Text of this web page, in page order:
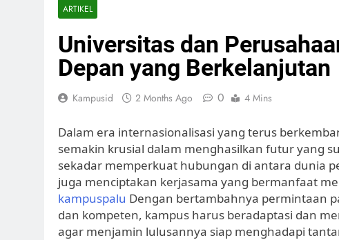
ARTIKEL
Universitas dan
Depan yang Berkelanjutan
Kampusid 2 Months Ago 0 4 Mins
Dalam era internasionalisasi yang terus
semakin krusial dalam menghasilkan futur yang
sekadar memperkuat hubungan di antara dunia
juga menciptakan kerjasama yang bermanfaat
kampuspalu Dengan bertambahnya permintaan
dan kompeten, kampus harus beradaptasi dan
agar menjamin lulusannya siap menghadapi